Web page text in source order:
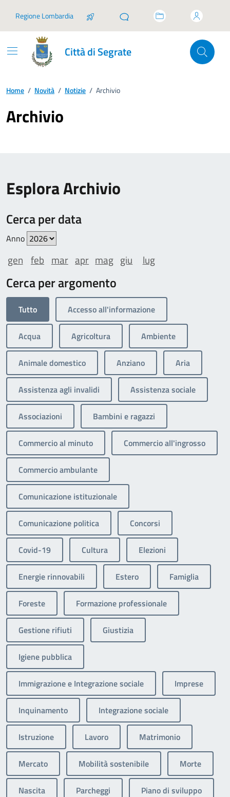
Regione Lombardia
Città di Segrate
Home / Novità / Notizie / Archivio
Archivio
Esplora Archivio
Cerca per data
Anno
gen feb mar apr mag giu lug
Cerca per argomento
Tutto Accesso all'informazione
Acqua Agricoltura Ambiente
Animale domestico Anziano Aria
Assistenza agli invalidi Assistenza sociale
Associazioni Bambini e ragazzi
Commercio al minuto Commercio all'ingrosso
Commercio ambulante
Comunicazione istituzionale
Comunicazione politica Concorsi
Covid-19 Cultura Elezioni
Energie rinnovabili Estero Famiglia
Foreste Formazione professionale
Gestione rifiuti Giustizia
Igiene pubblica
Immigrazione e Integrazione sociale Imprese
Inquinamento Integrazione sociale
Istruzione Lavoro Matrimonio
Mercato Mobilità sostenibile Morte
Nascita Parcheggi Piano di sviluppo